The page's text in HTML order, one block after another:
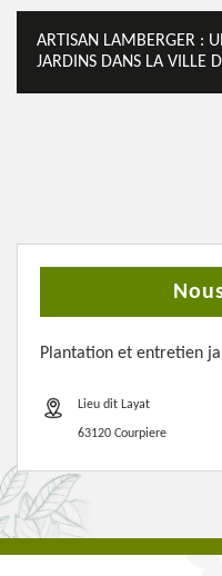
ARTISAN LAMBERGER :
JARDINS DANS LA VILLE
Plantation et entretien
Lieu dit Layat
63120 Courpiere